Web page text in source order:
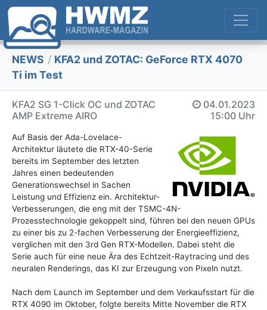
NEWS / KFA2 und ZOTAC: GeForce RTX 4070
Ti im Test
KFA2 SG 1-Click OC und ZOTAC
AMP Extreme AIRO
04.01.2023
15:00 Uhr
Auf Basis der Ada-Lovelace-
Architektur läutete die RTX-40-Serie
bereits im September des letzten
Jahres einen bedeutenden
Generationswechsel in Sachen
Leistung und Effizienz ein. Architektur-
Verbesserungen, die eng mit der TSMC-4N-
Prozesstechnologie gekoppelt sind, führen bei den neuen GPUs
zu einer bis zu 2-fachen Verbesserung der Energieeffizienz,
verglichen mit den 3rd Gen RTX-Modellen. Dabei steht die
Serie auch für eine neue Ära des Echtzeit-Raytracing und des
neuralen Renderings, das KI zur Erzeugung von Pixeln nutzt.
Nach dem Launch im September und dem Verkaufsstart für die
RTX 4090 im Oktober, folgte bereits Mitte November die RTX